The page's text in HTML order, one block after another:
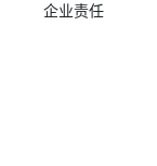
企业责任